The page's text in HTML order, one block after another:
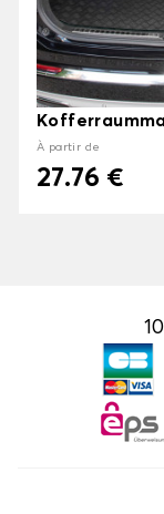
À partir de
27.76 €